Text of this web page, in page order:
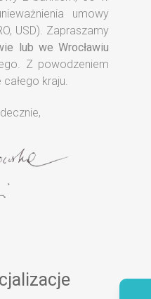
umowy
USD). Zapraszamy
lub we Wrocławiu
Z powodzeniem
kraju.